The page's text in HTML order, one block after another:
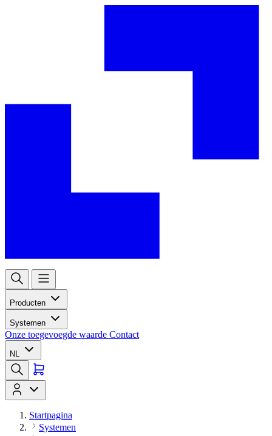
Producten
Systemen
Onze toegevoegde waarde Contact
NL
Startpagina
Systemen